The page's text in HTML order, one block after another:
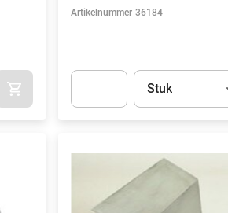
Artikelnummer 36184
Eenheid
Stuk